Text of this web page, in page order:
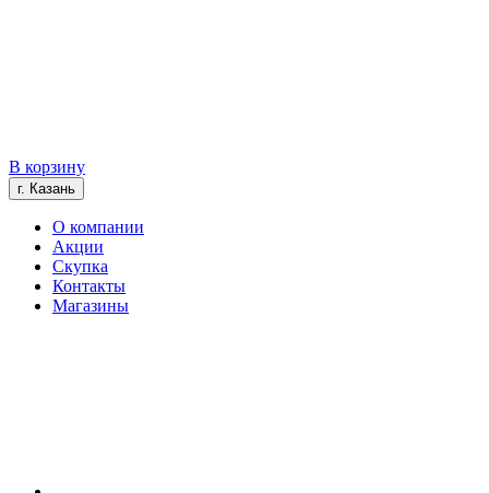
В корзину
г. Казань
О компании
Акции
Скупка
Контакты
Магазины